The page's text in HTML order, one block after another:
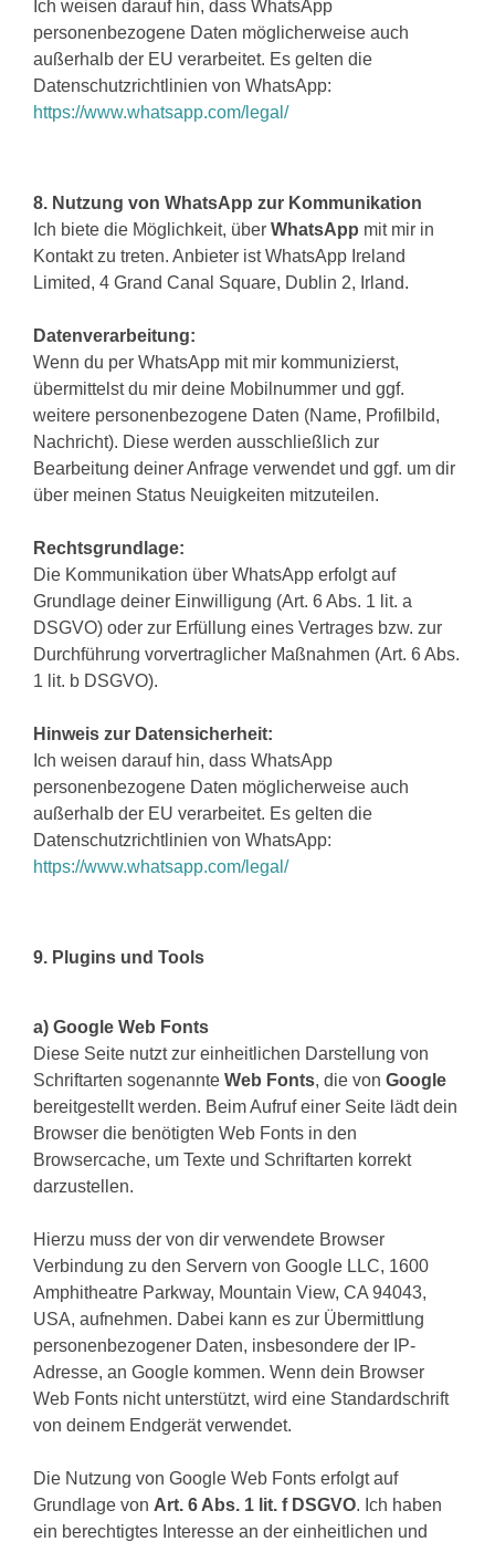
Ich weisen darauf hin, dass WhatsApp
personenbezogene Daten möglicherweise auch
außerhalb der EU verarbeitet. Es gelten die
Datenschutzrichtlinien von WhatsApp:
https://www.whatsapp.com/legal/
8. Nutzung von WhatsApp zur Kommunikation
Ich biete die Möglichkeit, über WhatsApp mit mir in
Kontakt zu treten. Anbieter ist WhatsApp Ireland
Limited, 4 Grand Canal Square, Dublin 2, Irland.
Datenverarbeitung:
Wenn du per WhatsApp mit mir kommunizierst,
übermittelst du mir deine Mobilnummer und ggf.
weitere personenbezogene Daten (Name, Profilbild,
Nachricht). Diese werden ausschließlich zur
Bearbeitung deiner Anfrage verwendet und ggf. um dir
über meinen Status Neuigkeiten mitzuteilen.
Rechtsgrundlage:
Die Kommunikation über WhatsApp erfolgt auf
Grundlage deiner Einwilligung (Art. 6 Abs. 1 lit. a
DSGVO) oder zur Erfüllung eines Vertrages bzw. zur
Durchführung vorvertraglicher Maßnahmen (Art. 6 Abs.
1 lit. b DSGVO).
Hinweis zur Datensicherheit:
Ich weisen darauf hin, dass WhatsApp
personenbezogene Daten möglicherweise auch
außerhalb der EU verarbeitet. Es gelten die
Datenschutzrichtlinien von WhatsApp:
https://www.whatsapp.com/legal/
9. Plugins und Tools
a) Google Web Fonts
Diese Seite nutzt zur einheitlichen Darstellung von
Schriftarten sogenannte Web Fonts, die von Google
bereitgestellt werden. Beim Aufruf einer Seite lädt dein
Browser die benötigten Web Fonts in den
Browsercache, um Texte und Schriftarten korrekt
darzustellen.
Hierzu muss der von dir verwendete Browser
Verbindung zu den Servern von Google LLC, 1600
Amphitheatre Parkway, Mountain View, CA 94043,
USA, aufnehmen. Dabei kann es zur Übermittlung
personenbezogener Daten, insbesondere der IP-
Adresse, an Google kommen. Wenn dein Browser
Web Fonts nicht unterstützt, wird eine Standardschrift
von deinem Endgerät verwendet.
Die Nutzung von Google Web Fonts erfolgt auf
Grundlage von Art. 6 Abs. 1 lit. f DSGVO. Ich haben
ein berechtigtes Interesse an der einheitlichen und